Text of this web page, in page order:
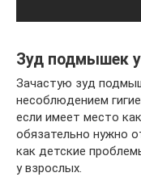
Зуд подмышек у
Зачастую зуд
несоблюдением
если имеет место
обязательно нужно
как детские
у взрослых.